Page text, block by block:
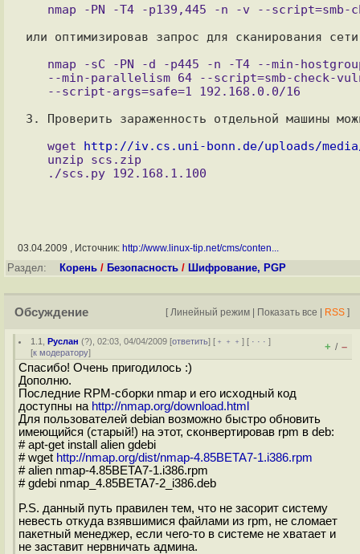
или оптимизировав запрос для сканирования
3. Проверить зараженность отдельной машины
   wget
http://iv.cs.uni-bonn.de/uploads/
03.04.2009 , Источник: http://www.linux-tip.net/cms/conten...
Раздел: Корень / Безопасность / Шифрование, PGP
Обсуждение [ Линейный режим | Показать все | RSS ]
1.1 ,Руслан (?), 02:03, 04/04/2009 [ответить] [ ﹢﹢﹢] [ · · ·]
[к модератору] + / –
Спасибо! Очень пригодилось :)
Дополню.
Последние RPM-сборки nmap и его исходный код
доступны на http://nmap.org/download.html
Для пользователей debian возможно быстро обновить
имеющийся (старый!) на этот, сконвертировав rpm в deb:
# apt-get install alien gdebi
# wget http://nmap.org/dist/nmap-4.85BETA7-1.i386.rpm
# alien nmap-4.85BETA7-1.i386.rpm
# gdebi nmap_4.85BETA7-2_i386.deb
P.S. данный путь правилен тем, что не засорит систему
невесть откуда взявшимися файлами из rpm, не сломает
пакетный менеджер, если чего-то в системе не хватает и
не заставит нервничать админа.